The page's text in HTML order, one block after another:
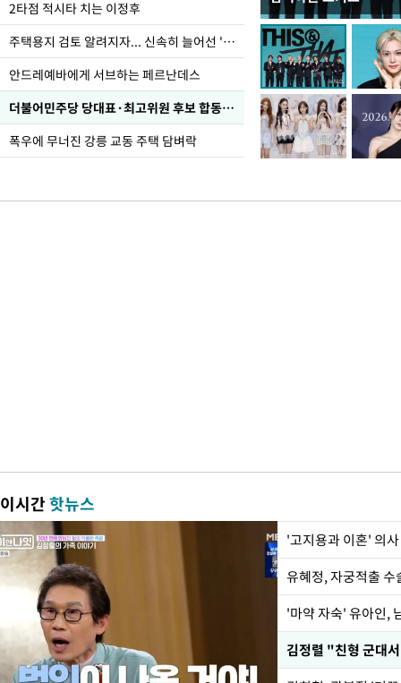
2타점 적시타 치는 이정후
주택용지 검토 알려지자... 신속히 늘어선 '근조화환'
안드레예바에게 서브하는 페르난데스
더불어민주당 당대표·최고위원 후보 합동연설회
폭우에 무너진 강릉 교동 주택 담벼락
이번주 국회에는 무
이시간핫뉴스
'고지용과 이혼' 의
유혜정, 자궁적출
'마약 자숙' 유아인,
김정렬 "친형 군대